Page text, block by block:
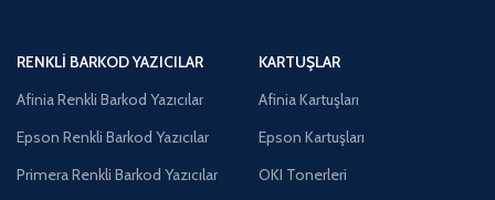
RENKLI BARKOD YAZICILAR
Afinia Renkli Barkod Yazıcılar
Epson Renkli Barkod Yazıcılar
Primera Renkli Barkod Yazıcılar
KARTUŞLAR
Afinia Kartuşları
Epson Kartuşları
OKI Tonerleri